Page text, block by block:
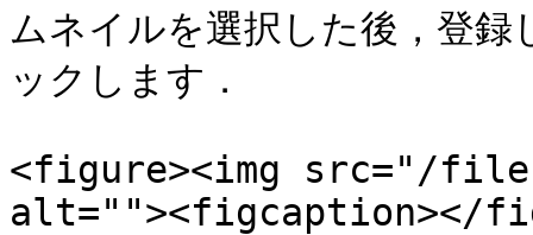
ムネイルを選択した後，登
ックします．
<figure><img src="/files/
alt=""><figcaption></